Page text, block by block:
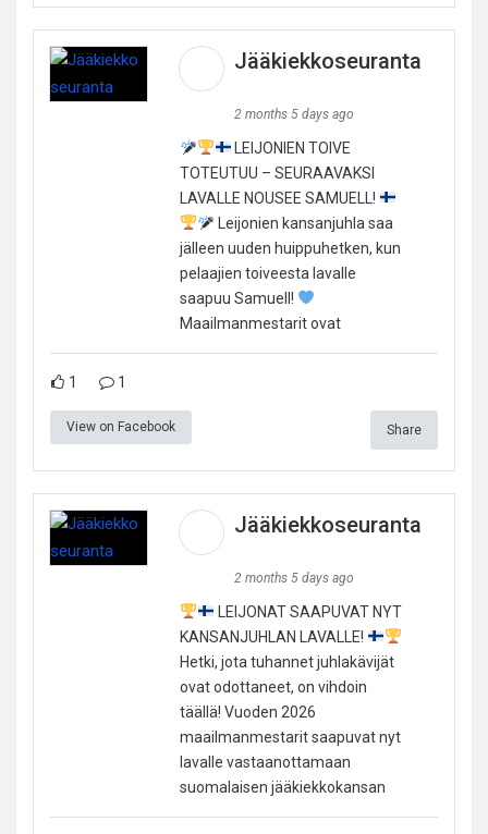
Jääkiekkoseuranta
2 months 5 days ago
LEIJONIEN TOIVE
TOTEUTUU – SEURAAVAKSI
LAVALLE NOUSEE SAMUELL!
Leijonien kansanjuhla saa
jälleen uuden huippuhetken, kun
pelaajien toiveesta lavalle
saapuu Samuell!
Maailmanmestarit ovat
1 1
View on Facebook Share
Jääkiekkoseuranta
2 months 5 days ago
LEIJONAT SAAPUVAT NYT
KANSANJUHLAN LAVALLE!
Hetki, jota tuhannet juhlakävijät
ovat odottaneet, on vihdoin
täällä! Vuoden 2026
maailmanmestarit saapuvat nyt
lavalle vastaanottamaan
suomalaisen jääkiekkokansan